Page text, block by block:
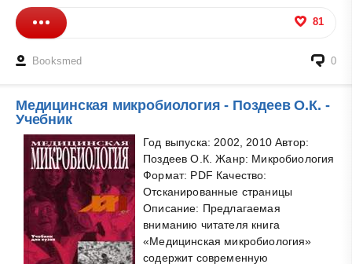
81
Booksmed 0
Медицинская микробиология - Поздеев О.К. -
Учебник
Год выпуска: 2002, 2010 Автор:
Поздеев О.К. Жанр: Микробиология
Формат: PDF Качество:
Отсканированные страницы
Описание: Предлагаемая
вниманию читателя книга
«Медицинская микробиология»
содержит современную